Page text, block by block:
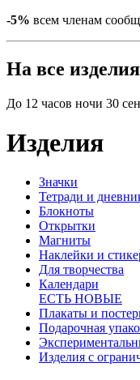
-5% всем членам
На все
До 12 часов ночи 30
Изделия
Значки
Тетради и
Блокноты
Открытки
Магниты
Наклейки и
Для творчества
Календари
ЕСТЬ НОВЫЕ
Плакаты и
Подарочная
Изделия с